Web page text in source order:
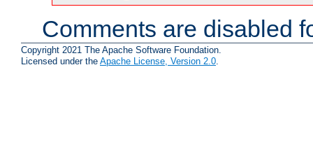
Comments are disabled
Copyright 2021 The Apache Software Foundation.
Licensed under the Apache License, Version 2.0.